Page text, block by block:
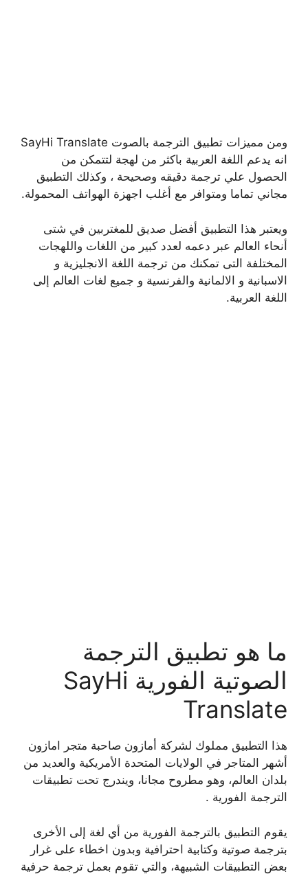
ومن مميزات تطبيق الترجمة بالصوت SayHi Translate
انه يدعم اللغة العربية باكثر من لهجة لتتمكن من
الحصول علي ترجمة دقيقه وصحيحة ، وكذلك التطبيق
مجاني تماما ومتوافر مع أغلب اجهزة الهواتف المحمولة.
ويعتبر هذا التطبيق أفضل صديق للمغتربين في شتى
أنحاء العالم عبر دعمه لعدد كبير من اللغات واللهجات
المختلفة التى تمكنك من ترجمة اللغة الانجليزية و
الاسبانية و الالمانية والفرنسية و جميع لغات العالم إلى
اللغة العربية.
ما هو تطبيق الترجمة
الصوتية الفورية SayHi
Translate
هذا التطبيق مملوك لشركة أمازون صاحبة متجر امازون
أشهر المتاجر في الولايات المتحدة الأمريكية والعديد من
بلدان العالم، وهو مطروح مجانا، ويندرج تحت تطبيقات
الترجمة الفورية .
يقوم التطبيق بالترجمة الفورية من أي لغة إلى الأخرى
بترجمة صوتية وكتابية احترافية وبدون اخطاء على غرار
بعض التطبيقات الشبيهة، والتي تقوم بعمل ترجمة حرفية